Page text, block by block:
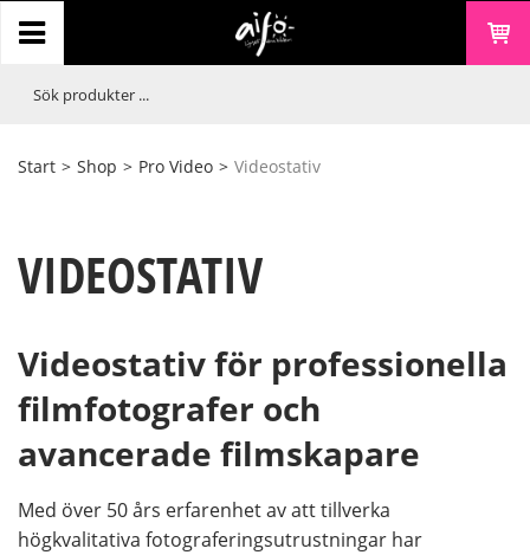
Start > Shop > Pro Video > Videostativ
VIDEOSTATIV
Videostativ för professionella
filmfotografer och
avancerade filmskapare
Med över 50 års erfarenhet av att tillverka
högkvalitativa fotograferingsutrustningar har